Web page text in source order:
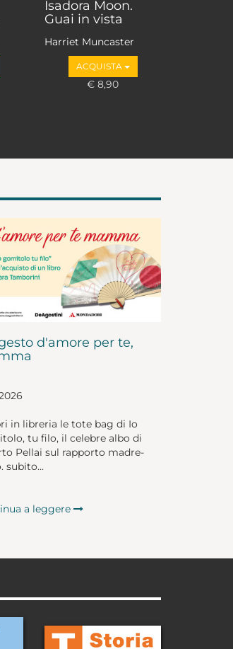
Isadora Moon.
Guai in vista
Harriet Muncaster
ACQUISTA
€ 8,90
d'amore per te,
in libreria le tote bag di Io
tu filo, il celebre albo di
Pellai sul rapporto madre-
subito...
a leggere